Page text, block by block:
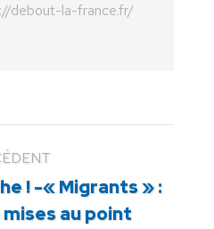
debout-la-france.fr/
Article
précédent
! -« Migrants » :
au point